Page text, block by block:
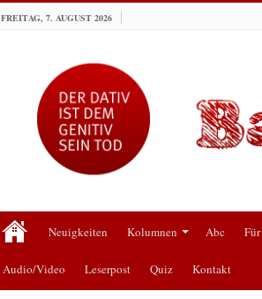
FREITAG, 7. AUGUST 2026
Neuigkeiten Kolumnen Abc
Audio/Video Leserpost Quiz Kontakt